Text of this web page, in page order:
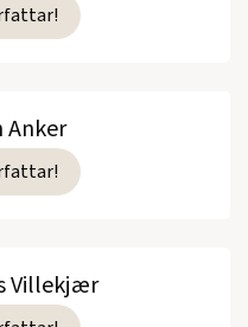
Anker
Villekjær